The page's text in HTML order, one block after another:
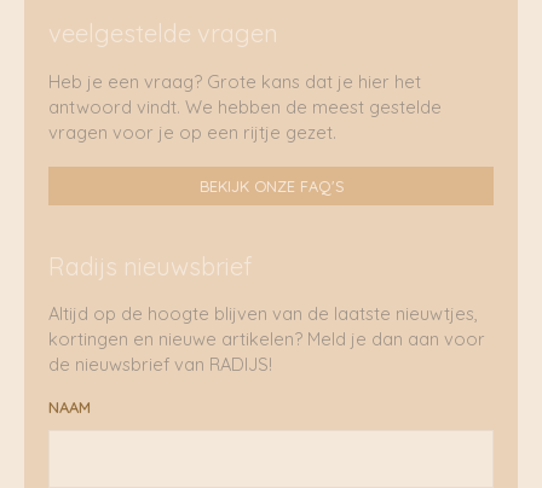
veelgestelde vragen
Heb je een vraag? Grote kans dat je hier het
antwoord vindt. We hebben de meest gestelde
vragen voor je op een rijtje gezet.
BEKIJK ONZE FAQ'S
Radijs nieuwsbrief
Altijd op de hoogte blijven van de laatste nieuwtjes,
kortingen en nieuwe artikelen? Meld je dan aan voor
de nieuwsbrief van RADIJS!
NAAM